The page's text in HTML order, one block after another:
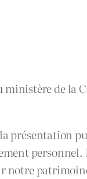
de
présentation
notre